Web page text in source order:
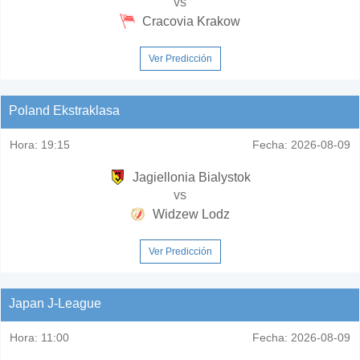
Cracovia Krakow
Ver Predicción
Poland Ekstraklasa
Hora: 19:15 Fecha: 2026-08-09
Jagiellonia Bialystok
vs
Widzew Lodz
Ver Predicción
Japan J-League
Hora: 11:00 Fecha: 2026-08-09